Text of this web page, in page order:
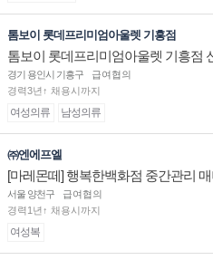
톰보이 롯데프리미엄아울렛 기흥점
톰보이 롯데프리미엄아울렛 기흥점
직 구인합니다.
경기 용인시 기흥구
급여협의
경력3년↑ 채용시까지
여성의류 남성의류
㈜엔에프엘
[마레몬떼] 행복한백화점 중간관리
서울 양천구
급여협의
경력1년↑ 채용시까지
여성복